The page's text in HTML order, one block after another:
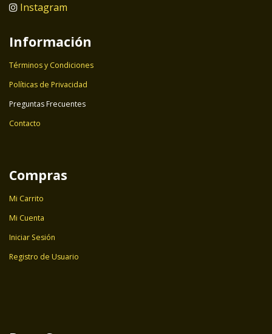
Instagram
Información
Términos y Condiciones
Políticas de Privacidad
Preguntas Frecuentes
Contacto
Compras
Mi Carrito
Mi Cuenta
Iniciar Sesión
Registro de Usuario